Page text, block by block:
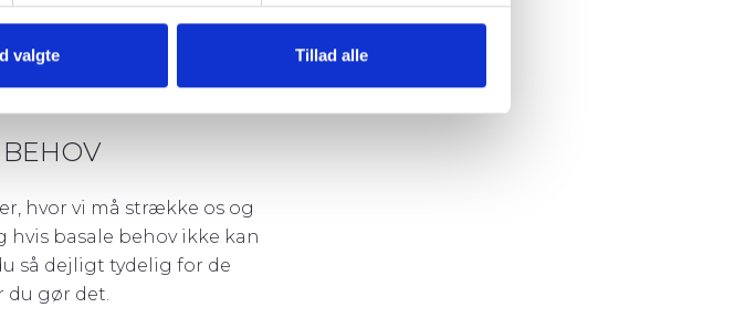
valgte Tillad alle
har fået for meget på sin
har behov for.
hvor vi må strække os og
hvis basale behov ikke kan
så dejligt tydelig for de
du gør det.